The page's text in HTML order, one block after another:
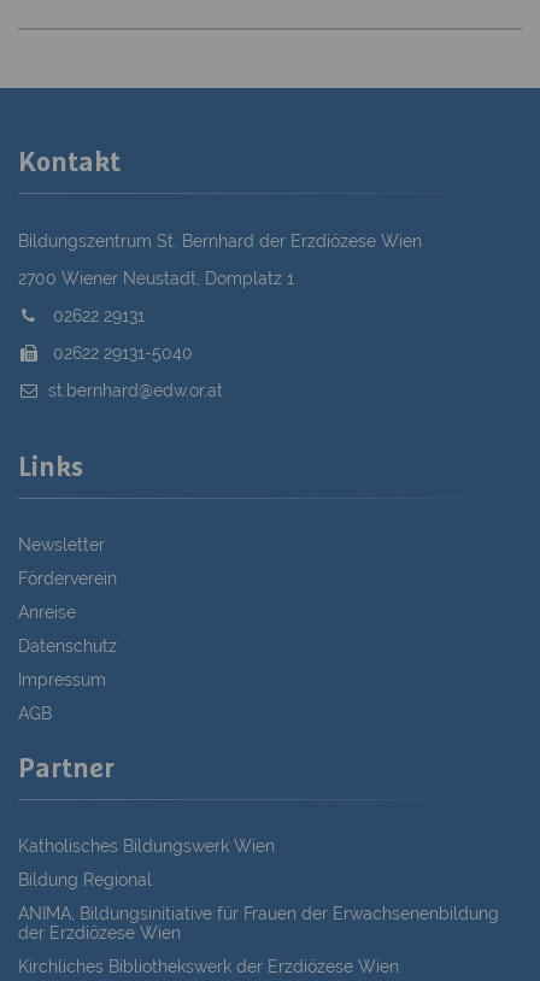
Kontakt
Bildungszentrum St. Bernhard der Erzdiözese Wien
2700 Wiener Neustadt, Domplatz 1
02622 29131
02622 29131-5040
st.bernhard@edw.or.at
Links
Newsletter
Förderverein
Anreise
Datenschutz
Impressum
AGB
Partner
Katholisches Bildungswerk Wien
Bildung Regional
ANIMA, Bildungsinitiative für Frauen der Erwachsenenbildung
der Erzdiözese Wien
Kirchliches Bibliothekswerk der Erzdiözese Wien